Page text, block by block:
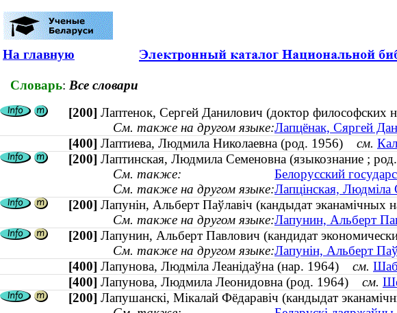
На главную
Словарь: Все словари
[200] Лаптенок, Сергей Данилович (доктор философских
См. также на другом языке:Лапцёнак, Сяргей
[400] Лаптиева, Людмила Николаевна (род. 1956) см.
[200] Лаптинская, Людмила Семеновна (языкознание ;
См. также:
Белорусский
См. также на другом языке:Лапцiнская, Людмiла
[200] Лапунін, Альберт Паўлавіч (кандыдат эканамічных
См. также на другом языке:Лапунин, Альберт
[200] Лапунин, Альберт Павлович (кандидат
См. также на другом языке:Лапунін, Альберт
[400] Лапунова, Людміла Леанідаўна (нар. 1964) см.
[400] Лапунова, Людмила Леонидовна (род. 1964) см.
[200] Лапушанскі, Мікалай Фёдаравіч (кандыдат